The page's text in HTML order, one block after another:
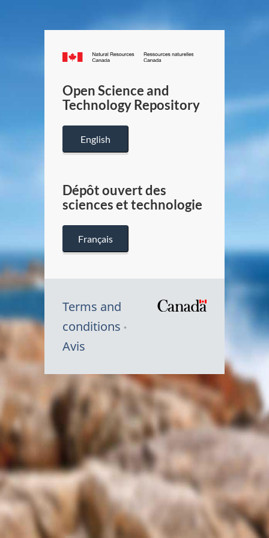
Canada.ca
/
Canada
Open Science and
Technology Repository
English
Dépôt ouvert des
sciences et technologie
Français
Terms and
conditions
Avis
Symbole
du
Canada